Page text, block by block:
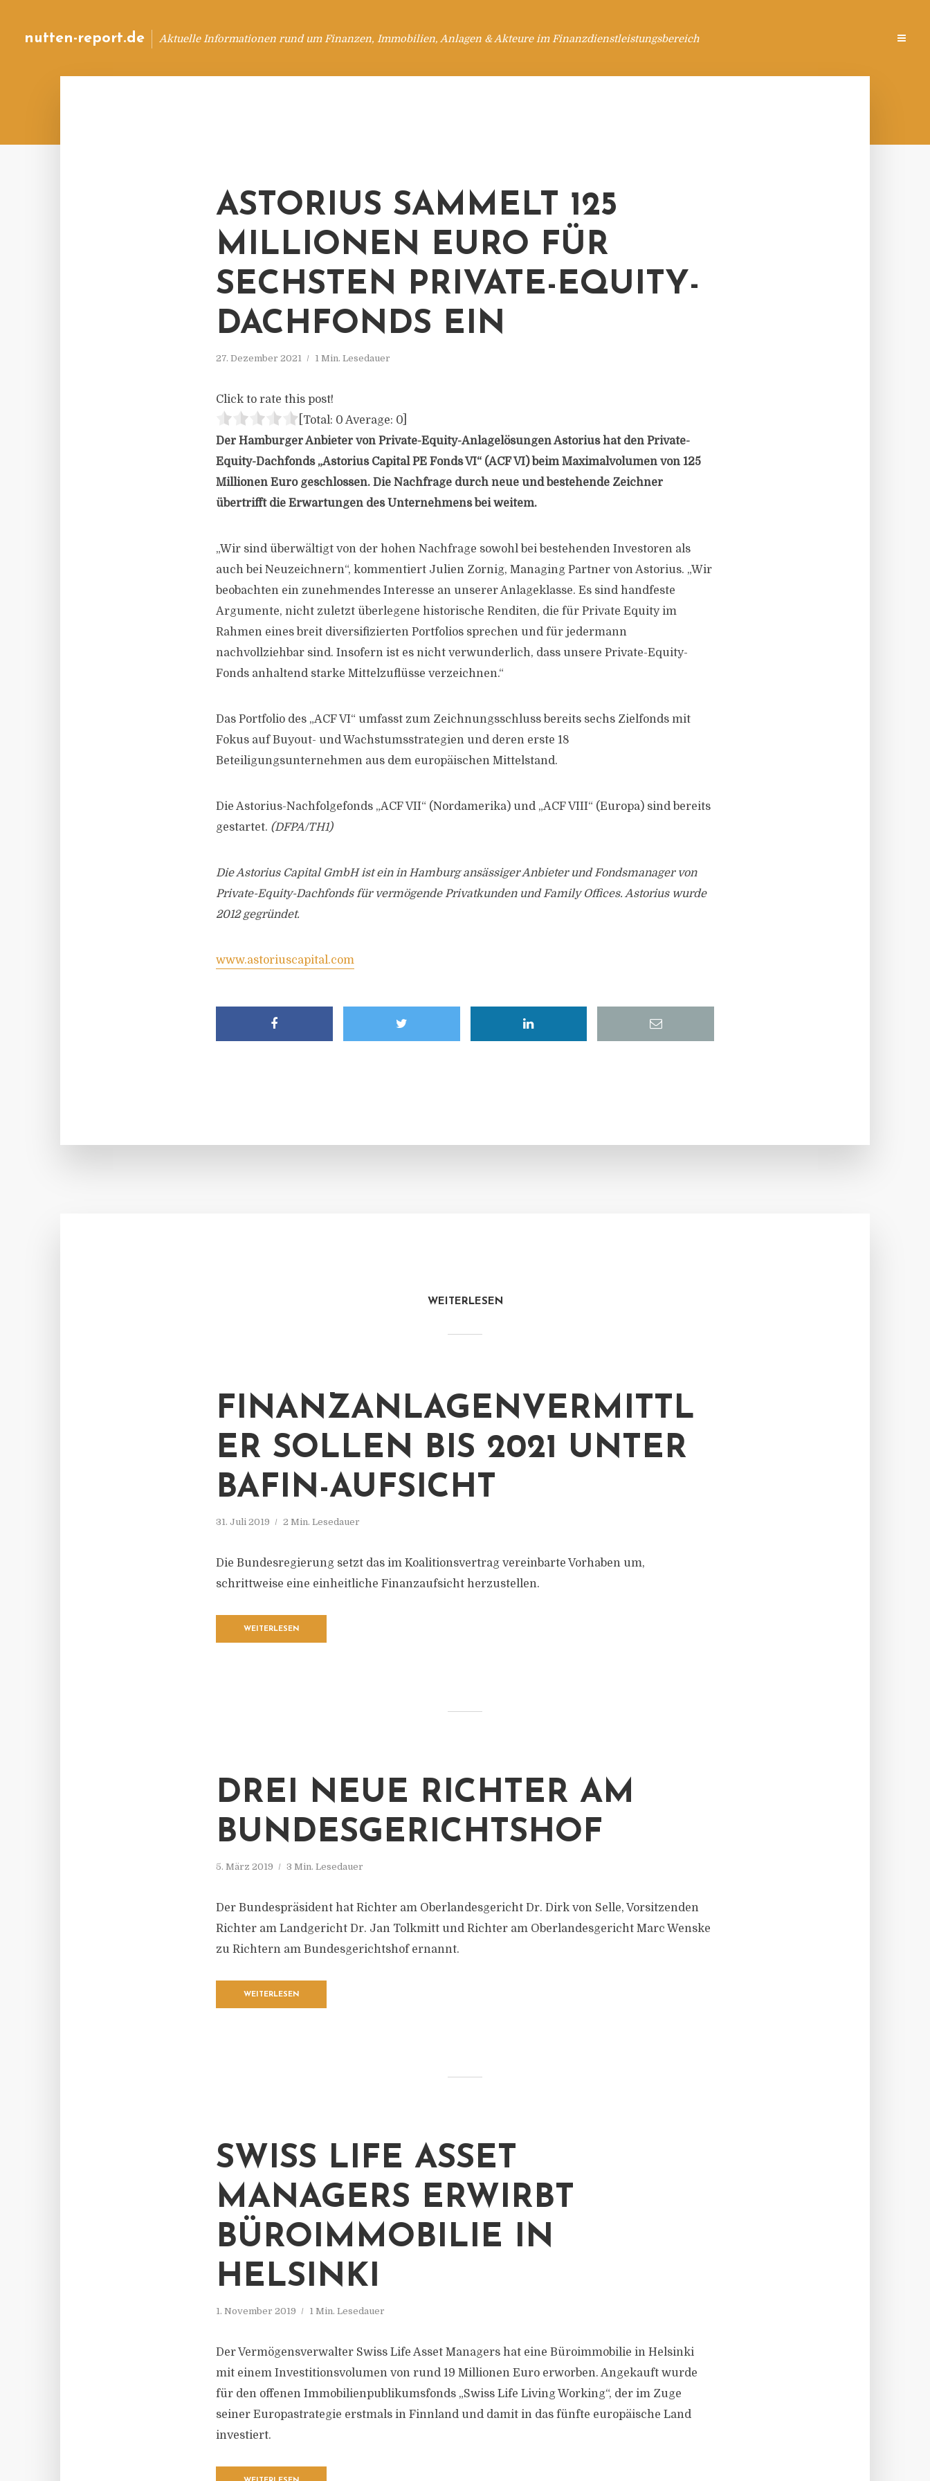
nutten-report.de Aktuelle Informationen rund um Finanzen, Immobilien, Anlagen & Akteure im Finanzdienstleistungsbereich
ASTORIUS SAMMELT 125
MILLIONEN EURO FÜR
SECHSTEN PRIVATE-EQUITY-
DACHFONDS EIN
27. Dezember 2021 1 Min. Lesedauer
Click to rate this post!
[Total: 0 Average: 0
Der Hamburger Anbieter von Private-Equity-Anlagelösungen Astorius hat den Private-
Equity-Dachfonds „Astorius Capital PE Fonds VI“ (ACF VI) beim Maximalvolumen von 125
Millionen Euro geschlossen. Die Nachfrage durch neue und bestehende Zeichner
übertrifft die Erwartungen des Unternehmens bei weitem.
„Wir sind überwältigt von der hohen Nachfrage sowohl bei bestehenden Investoren als
auch bei Neuzeichnern“, kommentiert Julien Zornig, Managing Partner von Astorius. „Wir
beobachten ein zunehmendes Interesse an unserer Anlageklasse. Es sind handfeste
Argumente, nicht zuletzt überlegene historische Renditen, die für Private Equity im
Rahmen eines breit diversifizierten Portfolios sprechen und für jedermann
nachvollziehbar sind. Insofern ist es nicht verwunderlich, dass unsere Private-Equity-
Fonds anhaltend starke Mittelzuflüsse verzeichnen.“
Das Portfolio des „ACF VI“ umfasst zum Zeichnungsschluss bereits sechs Zielfonds mit
Fokus auf Buyout- und Wachstumsstrategien und deren erste 18
Beteiligungsunternehmen aus dem europäischen Mittelstand.
Die Astorius-Nachfolgefonds „ACF VII“ (Nordamerika) und „ACF VIII“ (Europa) sind bereits
gestartet. (DFPA/TH1)
Die Astorius Capital GmbH ist ein in Hamburg ansässiger Anbieter und Fondsmanager von
Private-Equity-Dachfonds für vermögende Privatkunden und Family Offices. Astorius wurde
2012 gegründet.
www.astoriuscapital.com
WEITERLESEN
FINANZANLAGENVERMITTL
ER SOLLEN BIS 2021 UNTER
BAFIN-AUFSICHT
31. Juli 2019 2 Min. Lesedauer
Die Bundesregierung setzt das im Koalitionsvertrag vereinbarte Vorhaben um,
schrittweise eine einheitliche Finanzaufsicht herzustellen.
WEITERLESEN
DREI NEUE RICHTER AM
BUNDESGERICHTSHOF
5. März 2019 3 Min. Lesedauer
Der Bundespräsident hat Richter am Oberlandesgericht Dr. Dirk von Selle, Vorsitzenden
Richter am Landgericht Dr. Jan Tolkmitt und Richter am Oberlandesgericht Marc Wenske
zu Richtern am Bundesgerichtshof ernannt.
WEITERLESEN
SWISS LIFE ASSET
MANAGERS ERWIRBT
BÜROIMMOBILIE IN
HELSINKI
1. November 2019 1 Min. Lesedauer
Der Vermögensverwalter Swiss Life Asset Managers hat eine Büroimmobilie in Helsinki
mit einem Investitionsvolumen von rund 19 Millionen Euro erworben. Angekauft wurde
für den offenen Immobilienpublikumsfonds „Swiss Life Living Working“, der im Zuge
seiner Europastrategie erstmals in Finnland und damit in das fünfte europäische Land
investiert.